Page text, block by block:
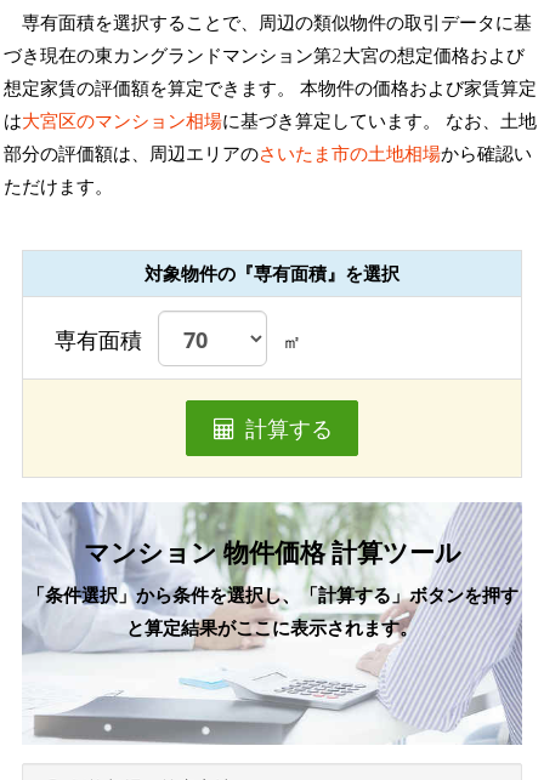
専有面積を選択することで、周辺の類似物件の取引データに基
づき現在の東カングランドマンション第2大宮の想定価格および
想定家賃の評価額を算定できます。 本物件の価格および家賃算定
は大宮区のマンション相場に基づき算定しています。 なお、土地
部分の評価額は、周辺エリアのさいたま市の土地相場から確認い
ただけます。
対象物件の『専有面積』を選択
専有面積 ㎡
計算する
マンション 物件価格 計算ツール
「条件選択」から条件を選択し、「計算する」ボタンを押す
と算定結果がここに表示されます。